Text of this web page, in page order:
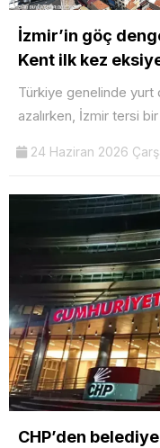
İzmir’in göç
Kent ilk kez
Türkiye genelinde yurt
azalırken, İzmir tersi
24 Haziran 2026
CHP’den